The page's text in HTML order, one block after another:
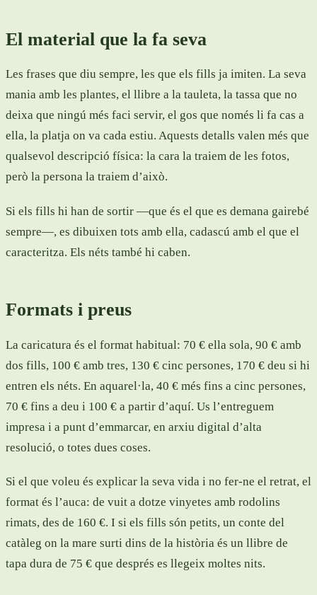
El material que la fa seva
Les frases que diu sempre, les que els fills ja imiten. La seva
mania amb les plantes, el llibre a la tauleta, la tassa que no
deixa que ningú més faci servir, el gos que només li fa cas a
ella, la platja on va cada estiu. Aquests detalls valen més que
qualsevol descripció física: la cara la traiem de les fotos,
però la persona la traiem d’això.
Si els fills hi han de sortir —que és el que es demana gairebé
sempre—, es dibuixen tots amb ella, cadascú amb el que el
caracteritza. Els néts també hi caben.
Formats i preus
La caricatura és el format habitual: 70 € ella sola, 90 € amb
dos fills, 100 € amb tres, 130 € cinc persones, 170 € deu si hi
entren els néts. En aquarel·la, 40 € més fins a cinc persones,
70 € fins a deu i 100 € a partir d’aquí. Us l’entreguem
impresa i a punt d’emmarcar, en arxiu digital d’alta
resolució, o totes dues coses.
Si el que voleu és explicar la seva vida i no fer-ne el retrat, el
format és l’auca: de vuit a dotze vinyetes amb rodolins
rimats, des de 160 €. I si els fills són petits, un conte del
catàleg on la mare surti dins de la història és un llibre de
tapa dura de 75 € que després es llegeix moltes nits.